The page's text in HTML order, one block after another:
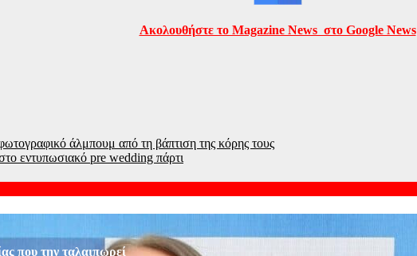
Ακολουθήστε το Magazine News στο Google News
άλμπουμ από τη βάπτιση της κόρης τους
εντυπωσιακό pre wedding πάρτι
που την ταλαιπωρεί